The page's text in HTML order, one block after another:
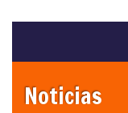
Noticias